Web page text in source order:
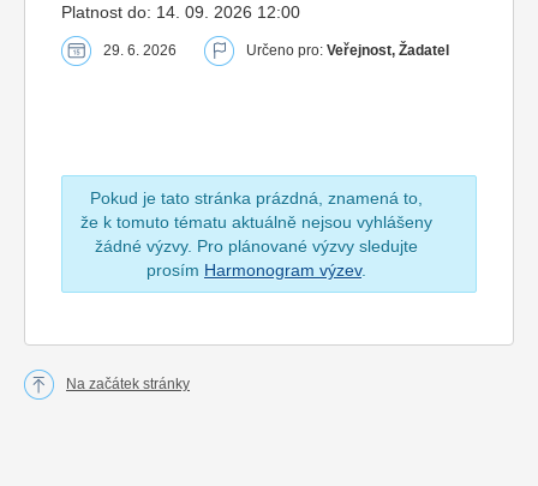
Platnost do: 14. 09. 2026 12:00
29. 6. 2026 Určeno pro: Veřejnost, Žadatel
Pokud je tato stránka prázdná, znamená to,
že k tomuto tématu aktuálně nejsou vyhlášeny
žádné výzvy. Pro plánované výzvy sledujte
prosím Harmonogram výzev.
Na začátek stránky